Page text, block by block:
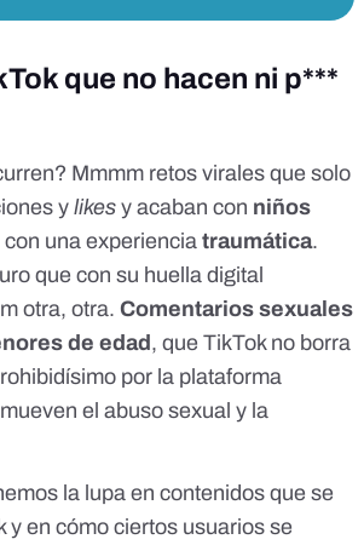
que no hacen ni p***
Mmmm retos virales que solo
y likes y acaban con niños
con una experienciatraumática.
que con su huella digital
otra, otra. Comentarios sexuales
de edad , que TikTok no borra
por la plataforma
el abuso sexual y la
la lupa en contenidos que se
y en cómo ciertos usuarios se